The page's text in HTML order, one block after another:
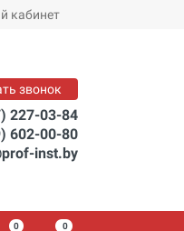
кабинет
звонок
227-03-84
602-00-80
inst.by
0 00